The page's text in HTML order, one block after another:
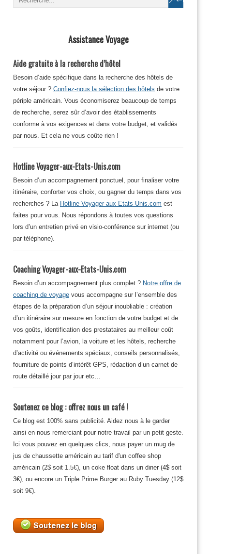
Assistance Voyage
Aide gratuite à la recherche d’hôtel
Besoin d’aide spécifique dans la recherche des hôtels de
votre séjour ? Confiez-nous la sélection des hôtels de votre
périple américain. Vous économiserez beaucoup de temps
de recherche, serez sûr d’avoir des établissements
conforme à vos exigences et dans votre budget, et validés
par nous. Et cela ne vous coûte rien !
Hotline Voyager-aux-Etats-Unis.com
Besoin d’un accompagnement ponctuel, pour finaliser votre
itinéraire, conforter vos choix, ou gagner du temps dans vos
recherches ? La Hotline Voyager-aux-Etats-Unis.com est
faites pour vous. Nous répondons à toutes vos questions
lors d’un entretien privé en visio-conférence sur internet (ou
par téléphone).
Coaching Voyager-aux-Etats-Unis.com
Besoin d’un accompagnement plus complet ? Notre offre de
coaching de voyage vous accompagne sur l’ensemble des
étapes de la préparation d’un séjour inoubliable : création
d’un itinéraire sur mesure en fonction de votre budget et de
vos goûts, identification des prestataires au meilleur coût
notamment pour l’avion, la voiture et les hôtels, recherche
d’activité ou événements spéciaux, conseils personnalisés,
fourniture de points d’intérêt GPS, rédaction d’un carnet de
route détaillé jour par jour etc…
Soutenez ce blog : offrez nous un café !
Ce blog est 100% sans publicité. Aidez nous à le garder
ainsi en nous remerciant pour notre travail par un petit geste.
Ici vous pouvez en quelques clics, nous payer un mug de
jus de chaussette américain au tarif d'un coffee shop
américain (2$ soit 1.5€), un coke float dans un diner (4$ soit
3€), ou encore un Triple Prime Burger au Ruby Tuesday (12$
soit 9€).